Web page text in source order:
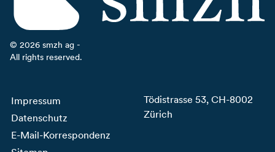
© 2026 smzh ag -
All rights reserved.
Impressum
Datenschutz
E-Mail-Korrespondenz
Tödistrasse 53, CH-8002
Zürich